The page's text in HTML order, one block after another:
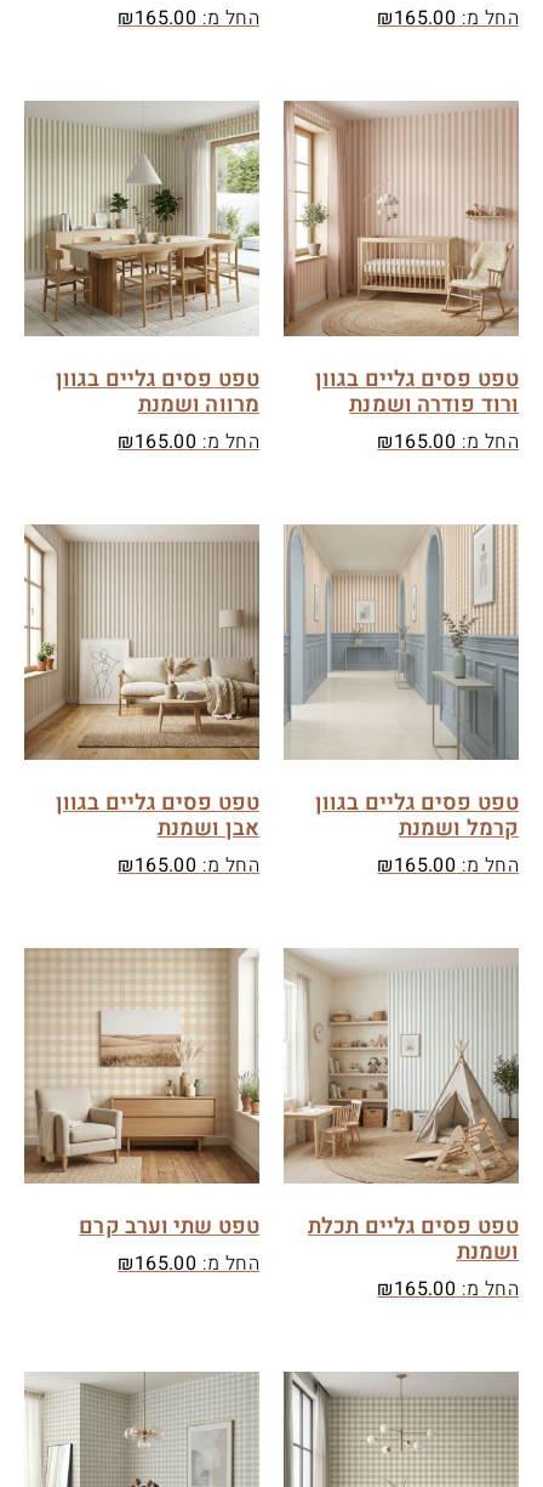
החל מ: ₪165.00 החל מ: ₪165.00
טפט פסים גליים בגוון
ורוד פודרה ושמנת
החל מ: ₪165.00
טפט פסים גליים בגוון
מרווה ושמנת
החל מ: ₪165.00
טפט פסים גליים בגוון
קרמל ושמנת
החל מ: ₪165.00
טפט פסים גליים בגוון
אבן ושמנת
החל מ: ₪165.00
טפט פסים גליים תכלת
ושמנת
החל מ: ₪165.00
טפט שתי וערב קרם
החל מ: ₪165.00